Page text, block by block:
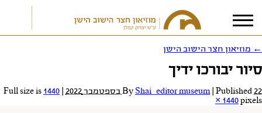
אני מאשר/ת אתתנאי הפרטיות
← מוזיאון חצר הישוב הישן
סיור יבורכו ידיך
By Shai_editor museum Published22 בספטמבר 2022
1440
× 1440pixels